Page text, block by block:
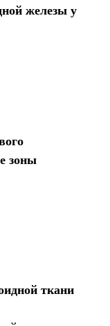
железы у
зоны
ткани